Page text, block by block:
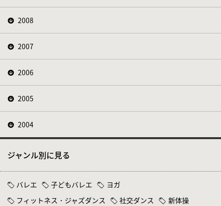
2008
2007
2006
2005
2004
ジャンル別に見る
バレエ 子どもバレエ
ヨガ
フィットネス・ジャズダンス
社交ダンス
新体操